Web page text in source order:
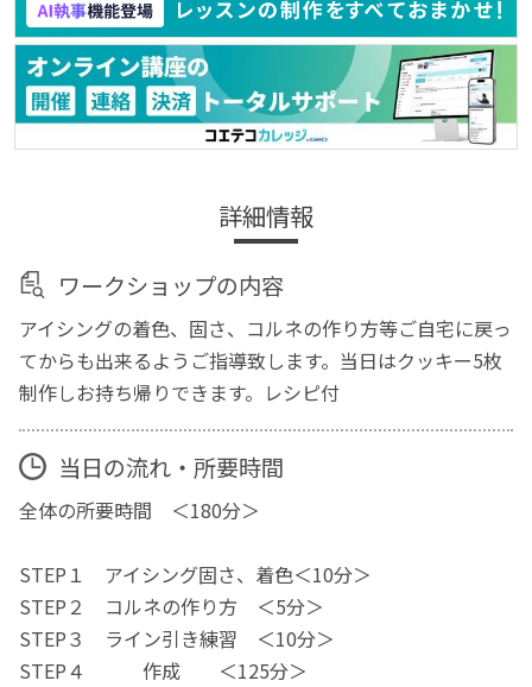
詳細情報
ワークショップの内容
アイシングの着色、固さ、コルネの作り方等ご自宅に戻っ
てからも出来るようご指導致します。当日はクッキー5枚
制作しお持ち帰りできます。レシピ付
当日の流れ・所要時間
全体の所要時間 ＜180分＞
STEP１ アイシング固さ、着色＜10分＞
STEP２ コルネの作り方 ＜5分＞
STEP３ ライン引き練習 ＜10分＞
STEP４ 作成 ＜125分＞